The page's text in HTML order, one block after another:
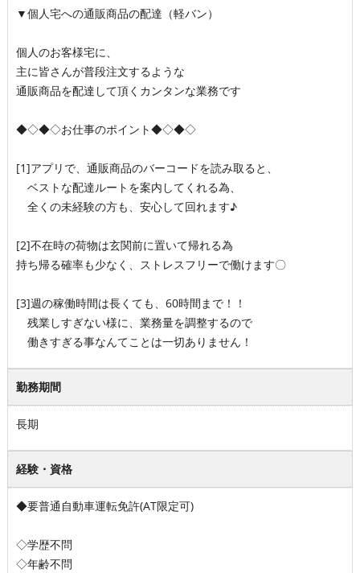
▼個人宅への通販商品の配達（軽バン）
個人のお客様宅に、
主に皆さんが普段注文するような
通販商品を配達して頂くカンタンな業務です
◆◇◆◇お仕事のポイント◆◇◆◇
[1]アプリで、通販商品のバーコードを読み取ると、
ベストな配達ルートを案内してくれる為、
全くの未経験の方も、安心して回れます♪
[2]不在時の荷物は玄関前に置いて帰れる為
持ち帰る確率も少なく、ストレスフリーで働けます〇
[3]週の稼働時間は長くても、60時間まで！！
残業しすぎない様に、業務量を調整するので
働きすぎる事なんてことは一切ありません！
勤務期間
長期
経験・資格
◆要普通自動車運転免許(AT限定可)
◇学歴不問
◇年齢不問